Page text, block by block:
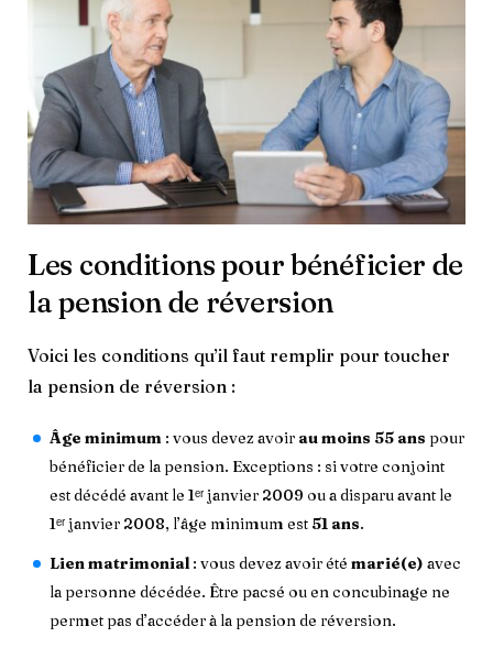
Les conditions pour bénéficier de
la pension de réversion
Voici les conditions qu’il faut remplir pour toucher
la pension de réversion :
Âge minimum : vous devez avoir au moins 55 ans pour
bénéficier de la pension. Exceptions : si votre conjoint
est décédé avant le 1ᵉʳ janvier 2009 ou a disparu avant le
1ᵉʳ janvier 2008, l’âge minimum est 51 ans.
Lien matrimonial : vous devez avoir été marié(e) avec
la personne décédée. Être pacsé ou en concubinage ne
permet pas d’accéder à la pension de réversion.